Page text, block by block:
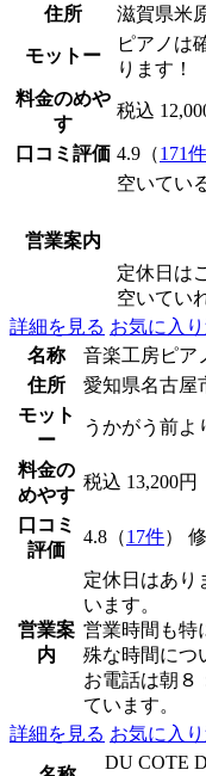
住所
滋賀県米
モットー
ピアノは
ります！
料金のめや
す
税込
口コミ評価 4.9（171件
営業案内
空いてい
定休日は
空いてい
詳細を見る お気に入
名称
音楽工房ピア
住所
愛知県名古屋
モット
ー
うかがう前よ
料金の
めやす
税込 13,200円
口コミ
評価
4.8（17件）
営業案
内
定休日はあり
います。
営業時間も特
殊な時間につ
お電話は朝８
ています。
詳細を見る お気に入
DU COTE